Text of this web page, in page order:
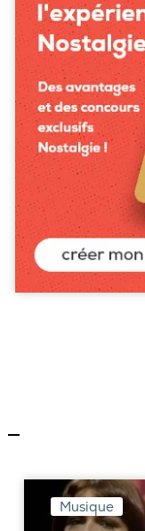
Musique